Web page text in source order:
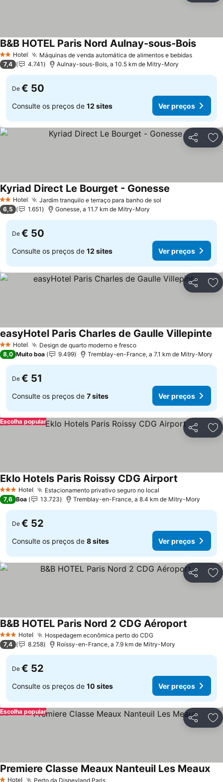
2 Estrelas
Hotel Máquinas de venda automática de alimentos e bebidas
B&B HOTEL Paris Nord Aulnay-sous-Bois
7,4 4.741 Aulnay-sous-Bois, a 10.5 km de Mitry-Mory
De € 50
Consulte os preços de 12 sites Ver preços
Partilhar
2 Estrelas
Hotel Jardim tranquilo e terraço para banho de sol
Kyriad Direct Le Bourget - Gonesse
6,5 1.651 Gonesse, a 11.7 km de Mitry-Mory
De € 50
Consulte os preços de 12 sites Ver preços
Partilhar
2 Estrelas
Hotel Design de quarto moderno e fresco
easyHotel Paris Charles de Gaulle Villepinte
8,0 Muito boa 9.499 Tremblay-en-France, a 7.1 km de Mitry-Mory
De € 51
Consulte os preços de 7 sites Ver preços
Partilhar
Escolha popular
3 EstrelasHotel Estacionamento privativo seguro no local
Eklo Hotels Paris Roissy CDG Airport
7,6 Boa 13.723 Tremblay-en-France, a 8.4 km de Mitry-Mory
De € 52
Consulte os preços de 8 sites Ver preços
Partilhar
3 EstrelasHotel Hospedagem econômica perto do CDG
B&B HOTEL Paris Nord 2 CDG Aéroport
7,4 8.258 Roissy-en-France, a 7.9 km de Mitry-Mory
De € 52
Consulte os preços de 10 sites Ver preços
Partilhar
Escolha popular
Hotel Perto da Disneyland Paris
Premiere Classe Meaux Nanteuil Les Meaux